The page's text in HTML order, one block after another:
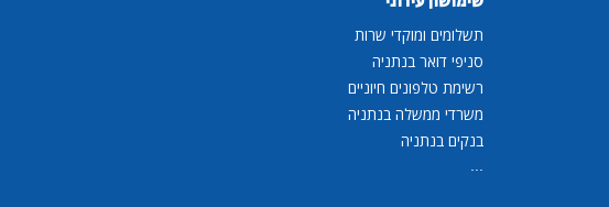
תשלומים ומוקדי שרות
סניפי דואר בנתניה
רשימת טלפונים חיוניים
משרדי ממשלה בנתניה
בנקים בנתניה
...